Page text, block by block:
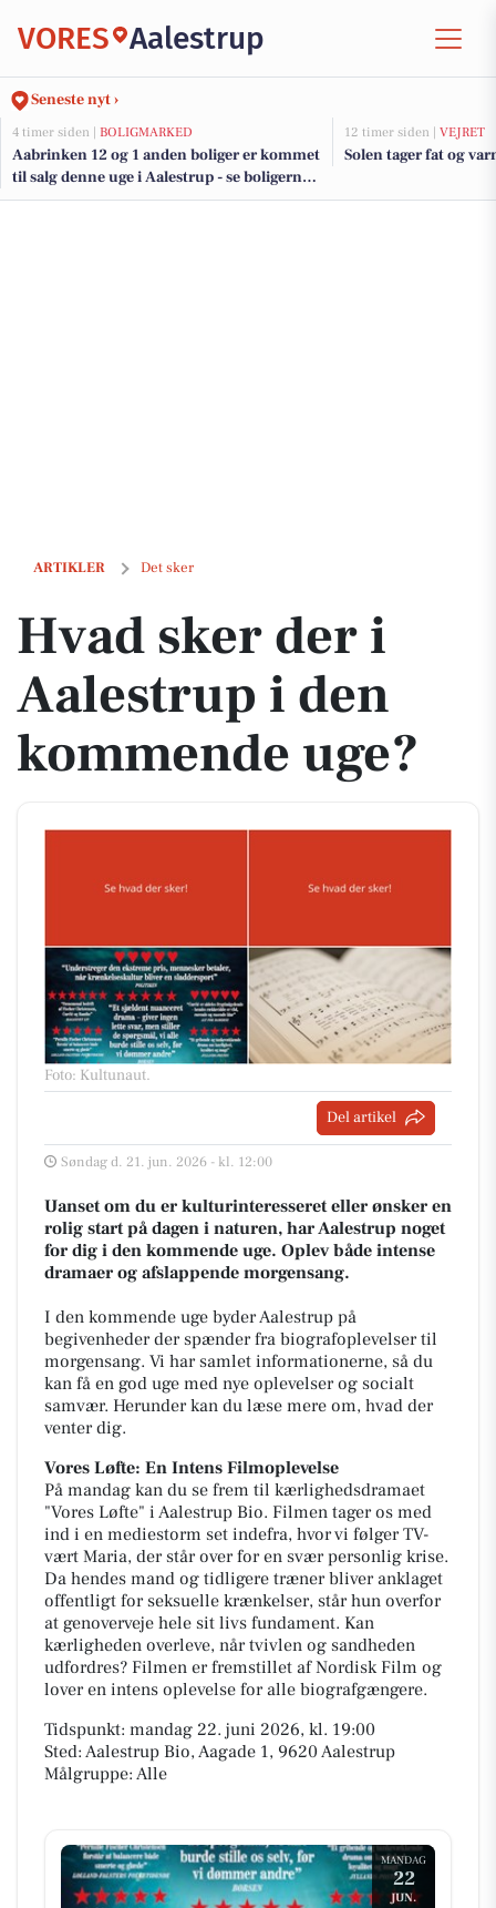
VORES Aalestrup
Seneste nyt ›
4 timer siden | BOLIGMARKED
Aabrinken 12 og 1 anden boliger er kommet
til salg denne uge i Aalestrup - se boligerne
her.
12 timer siden | VEJRET
Solen tager fat og
ARTIKLER Det sker
Hvad sker der i Aalestrup i den kommende uge?
Hvad sker der i
Aalestrup i den
kommende uge?
Foto: Kultunaut.
Del artikel
Søndag d. 21. jun. 2026 - kl. 12:00
Uanset om du er kulturinteresseret eller ønsker en
rolig start på dagen i naturen, har Aalestrup noget
for dig i den kommende uge. Oplev både intense
dramaer og afslappende morgensang.
I den kommende uge byder Aalestrup på
begivenheder der spænder fra biografoplevelser til
morgensang. Vi har samlet informationerne, så du
kan få en god uge med nye oplevelser og socialt
samvær. Herunder kan du læse mere om, hvad der
venter dig.
Vores Løfte: En Intens Filmoplevelse
På mandag kan du se frem til kærlighedsdramaet
"Vores Løfte" i Aalestrup Bio. Filmen tager os med
ind i en mediestorm set indefra, hvor vi følger TV-
vært Maria, der står over for en svær personlig krise.
Da hendes mand og tidligere træner bliver anklaget
offentligt for seksuelle krænkelser, står hun overfor
at genoverveje hele sit livs fundament. Kan
kærligheden overleve, når tvivlen og sandheden
udfordres? Filmen er fremstillet af Nordisk Film og
lover en intens oplevelse for alle biografgængere.
Tidspunkt: mandag 22. juni 2026, kl. 19:00
Sted: Aalestrup Bio, Aagade 1, 9620 Aalestrup
Målgruppe: Alle
MANDAG
22
JUN.